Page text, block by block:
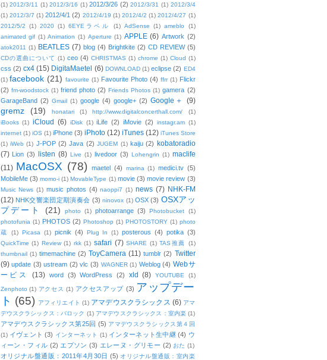
(1) 2012/3/11 (1) 2012/3/16 (1) 2012/3/26 (2) 2012/3/31 (1) 2012/3/4
(1) 2012/3/7 (1) 2012/4/1 (2) 2012/4/19 (1) 2012/4/2 (1) 2012/4/27 (1)
2012/5/2
(1) 2020 (1) 6EYEラベル (1) AdSense (1) ameblo
(1)
animated gif (1) Animation (1) Aperture (1) APPLE (6) Artwork (2)
atok2011 (1) BEATLES (7) blog (4) Brightkite (2) CD REVIEW (5)
CDの選曲について (1) ceo (4) CHRISTMAS (1) chrome (1) Cloud (1)
css (2) cx4 (15) DigitaMaetel (6) DOWNLOAD (1) eclipse (2) ED4
(1) facebook (21) favourite (1) Favourite Photo (4) ffrr (1) Flickr
(2) fm-woodstock (1) friend photo (2) Friends Photos (1) gamera (2)
GarageBand (2) Gmail (1) google (4) google+ (2) Google＋ (9)
gremz (19) honatari (1) http://www.digitalconcerthall.com/
(1)
iBooks (1) iCloud (6) iDisk (1) iLife (2) iMovie (2) instagr.am (1)
internet (1) iOS (1) iPhone (3) iPhoto (12) iTunes (12) iTunes Store
(1) iWeb (1) J-POP (2) Java (2) JUGEM (1) kaiju (2)
kobatoradio
(7) Lion (3) listen (8) Live (1) livedoor (3) Lohengrin (1) maclife
(11) MacOSX (78) maetel (4) marina (1) medici.tv (5)
MobileMe (3) momo-i (1) MovableType (1) movie (3) movie review (3)
Music News (1) music photos (4) naoppi7 (1) news (7) NHK-FM
(12) NHK交響楽団定期演奏会 (3) ninovox (1) OSX (3) OSXアッ
プデート
(21) photo (1) photoarrange (3) Photobucket
(1)
photofunia (1) PHOTOS (2) Photoshop (1) PHOTOSTORY (1) photo
蔵
(1) Picasa (1) picnik (4) Plug In (1) posterous (4) potika (3)
QuickTime (1) Review (1) rkk (1) safari (7) SHARE (1) TAS推薦
(1)
thumbnail (1) timemachine (2) ToyCamera (11) tumblr (2) Twitter
(9) update (3) ustream (2) vlc (3) WAGNER (1) Weblog (4) Webサ
ービス
(13) word (3) WordPress (2) xld (8) YOUTUBE (1)
Zenphoto (1) アクセス (1) アクセスアップ (3) アップデー
ト (65) アフィリエイト (1) アマデウスクラシックス (6) アマ
デウスクラシックス：バロック (1) アマデウスクラシックス：室内楽 (1)
アマデウスクラシックス第25回 (5) アマデウスクラシックス第４回
(1) イヴェント (3) インターネット (1) インターネット生中継 (4) ウ
ィーン・フィル (2) エプソン (3) エレーヌ・グリモー (2) おた (1)
オリジナル盤通販：2011年4月30日 (5) オリジナル盤通販：室内楽